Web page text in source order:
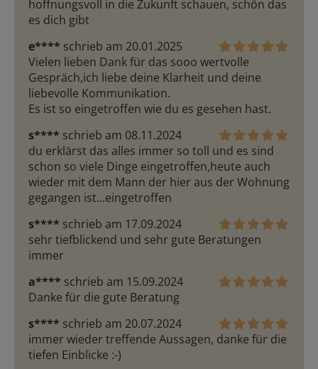
hoffnungsvoll in die Zukunft schauen, schön das
es dich gibt
e**** schrieb am 20.01.2025
Vielen lieben Dank für das sooo wertvolle
Gespräch,ich liebe deine Klarheit und deine
liebevolle Kommunikation.
Es ist so eingetroffen wie du es gesehen hast.
s**** schrieb am 08.11.2024
du erklärst das alles immer so toll und es sind
schon so viele Dinge eingetroffen,heute auch
wieder mit dem Mann der hier aus der Wohnung
gegangen ist...eingetroffen
s**** schrieb am 17.09.2024
sehr tiefblickend und sehr gute Beratungen
immer
a**** schrieb am 15.09.2024
Danke für die gute Beratung
s**** schrieb am 20.07.2024
immer wieder treffende Aussagen, danke für die
tiefen Einblicke :-)